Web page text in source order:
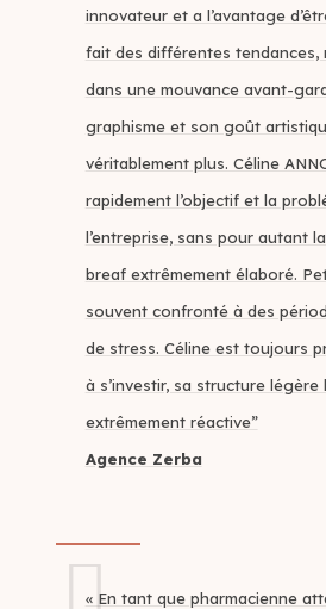
innovateur et a l’avantage
fait des différentes tendances,
dans une mouvance avant-
graphisme et son goût
véritablement plus. Céline
rapidement l’objectif et la
l’entreprise, sans pour autant
breaf extrêmement élaboré.
souvent confronté à des
de stress. Céline est toujours
à s’investir, sa structure légère
extrêmement réactive”
Agence Zerba
« En tant que pharmacienne